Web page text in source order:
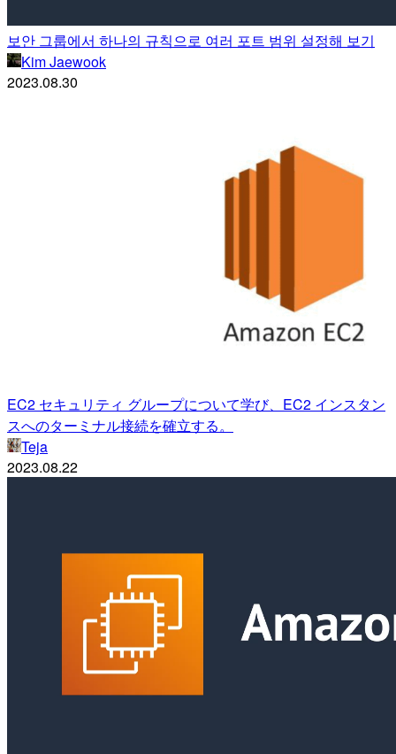
보안 그룹에서 하나의 규칙으로 여러 포트 범위 설정해 보기
Kim Jaewook
2023.08.30
EC2 セキュリティ グループについて学び、EC2 インスタン
スへのターミナル接続を確立する。
Teja
2023.08.22